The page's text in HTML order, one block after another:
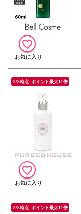
8/8時点_ポイント最大11倍
8/8時点_ポイント最大11倍